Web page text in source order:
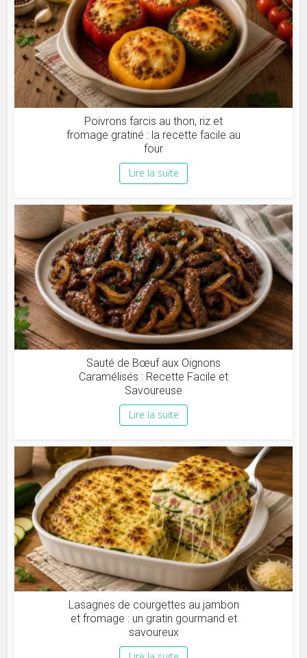
Poivrons farcis au thon, riz et
fromage gratiné : la recette facile au
four
Lire la suite
Sauté de Bœuf aux Oignons
Caramélisés : Recette Facile et
Savoureuse
Lire la suite
Lasagnes de courgettes au jambon
et fromage : un gratin gourmand et
savoureux